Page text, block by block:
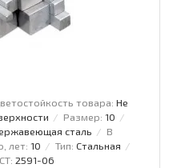
товара: Не
Размер: 10
сталь
В
лет: 10 Тип: Стальная
2591-06